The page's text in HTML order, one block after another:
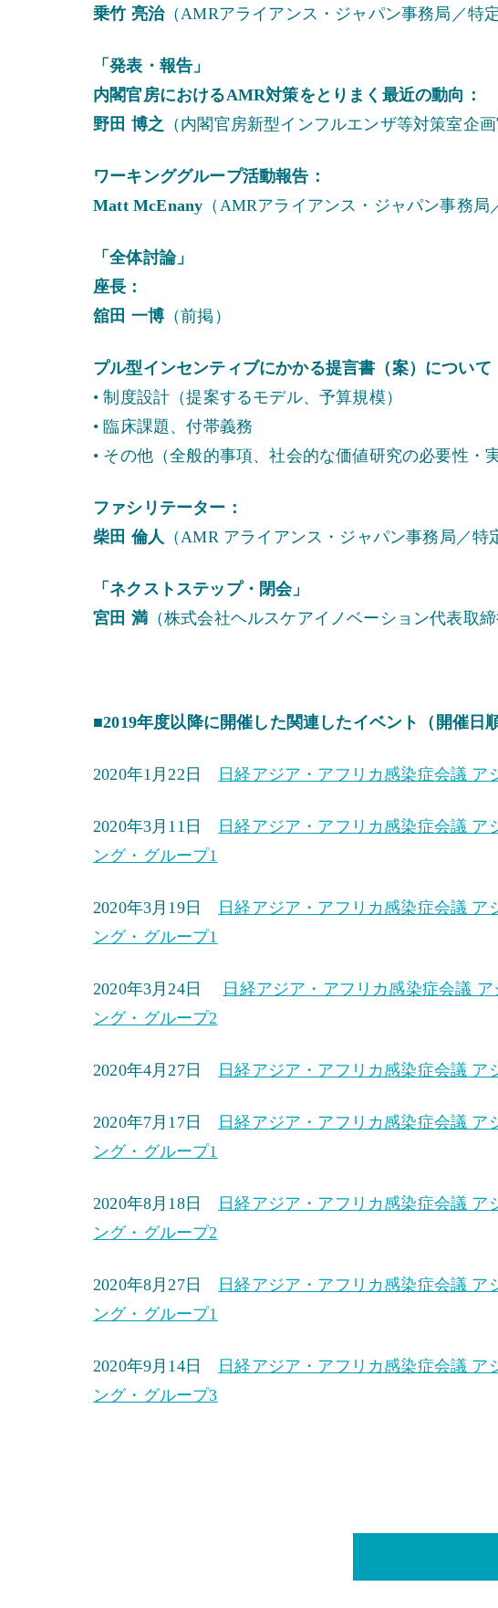
乗竹 亮治（AMRアライアンス・ジャパン事務局／特
「発表・報告」
内閣官房におけるAMR対策をとりまく最近の動向：
野田 博之 （内閣官房新型インフルエンザ等対策室企画
ワーキンググループ活動報告：
Matt McEnany （AMRアライアンス・ジャパン事務
「全体討論」
座長：
舘田 一博 （前掲）
プル型インセンティブにかかる提言書（案）について
• 制度設計（提案するモデル、予算規模）
• 臨床課題、付帯義務
• その他（全般的事項、社会的な価値研究の必要性・
ファシリテーター：
柴田 倫人 （AMR アライアンス・ジャパン事務局／
「ネクストステップ・閉会」
宮田 満（株式会社ヘルスケアイノベーション代表取
■2019年度以降に開催した関連したイベント（開催日順
2020年1月22日 日経アジア・アフリカ感染症会議
2020年3月11日
日経アジア・アフリカ感染症会議
ング・グループ1
2020年3月19日
日経アジア・アフリカ感染症会議
ング・グループ1
2020年3月24日
日経アジア・アフリカ感染症会議
ング・グループ2
2020年4月27日 日経アジア・アフリカ感染症会議
2020年7月17日
日経アジア・アフリカ感染症会議
ング・グループ1
2020年8月18日
日経アジア・アフリカ感染症会議
ング・グループ2
2020年8月27日
日経アジア・アフリカ感染症会議
ング・グループ1
2020年9月14日
日経アジア・アフリカ感染症会議
ング・グループ3